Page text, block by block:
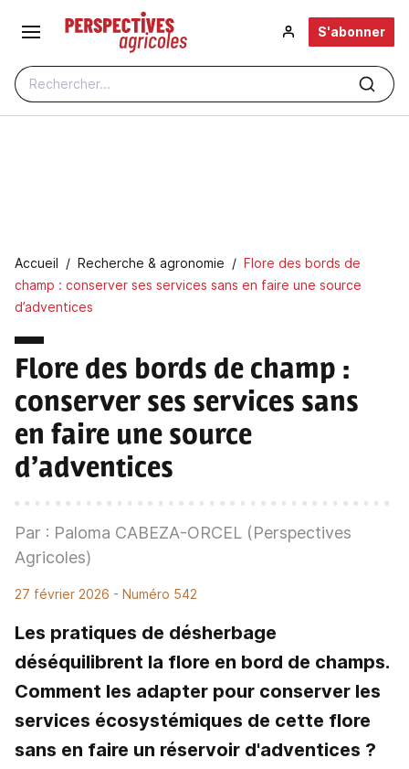
Aller au contenu principal
Rechercher...
S'abonner
Fil d'Ariane
Accueil Recherche & agronomie
Flore des bords de
champ : conserver ses services sans en faire une source
d’adventices
Flore des bords de champ :
conserver ses services sans
en faire une source
d’adventices
Par : Paloma CABEZA-ORCEL (Perspectives
Agricoles)
27 février 2026 - Numéro 542
Les pratiques de désherbage
déséquilibrent la flore en bord de champs.
Comment les adapter pour conserver les
services écosystémiques de cette flore
sans en faire un réservoir d'adventices ?